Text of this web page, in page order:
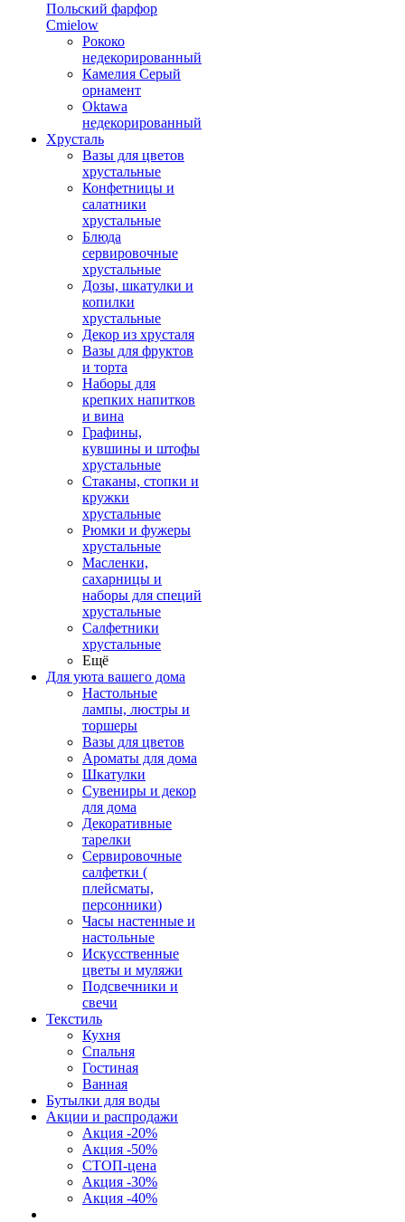
Польский фарфор
Сmielow
Рококо
недекорированный
Камелия Серый
орнамент
Oktawa
недекорированный
Хрусталь
Вазы для цветов
хрустальные
Конфетницы и
салатники
хрустальные
Блюда
сервировочные
хрустальные
Дозы, шкатулки и
копилки
хрустальные
Декор из хрусталя
Вазы для фруктов
и торта
Наборы для
крепких напитков
и вина
Графины,
кувшины и штофы
хрустальные
Стаканы, стопки и
кружки
хрустальные
Рюмки и фужеры
хрустальные
Масленки,
сахарницы и
наборы для специй
хрустальные
Салфетники
хрустальные
Ещё
Для уюта вашего дома
Настольные
лампы, люстры и
торшеры
Вазы для цветов
Ароматы для дома
Шкатулки
Сувениры и декор
для дома
Декоративные
тарелки
Сервировочные
салфетки (
плейсматы,
персонники)
Часы настенные и
настольные
Искусственные
цветы и муляжи
Подсвечники и
свечи
Текстиль
Кухня
Спальня
Гостиная
Ванная
Бутылки для воды
Акции и распродажи
Акция -20%
Акция -50%
СТОП-цена
Акция -30%
Акция -40%